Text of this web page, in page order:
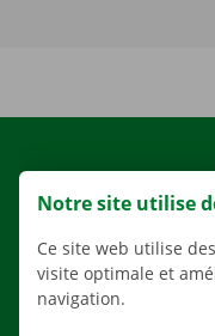
Notre site utilise
Ce site web utilise
visite optimale et
navigation.